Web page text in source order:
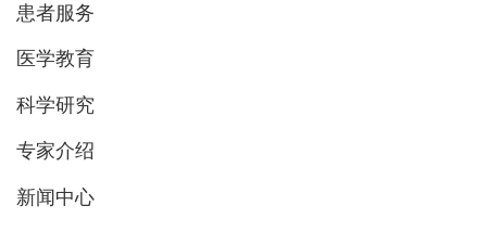
患者服务
医学教育
科学研究
专家介绍
新闻中心